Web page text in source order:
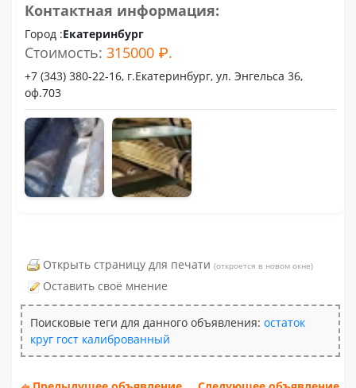
Контактная информация:
Город :Екатеринбург
Стоимость:315000 ₽.
+7 (343) 380-22-16, г.Екатеринбург, ул. Энгельса 36,
оф.703
Открыть страницу для печати (откроется в новом окне)
Оставить своё мнение
Поисковые теги для данного объявления:остаток
круг гост калиброванный